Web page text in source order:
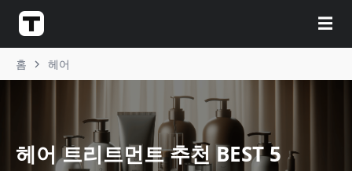
☰
홈 헤어
헤어 트리트먼트 추천 BEST 5